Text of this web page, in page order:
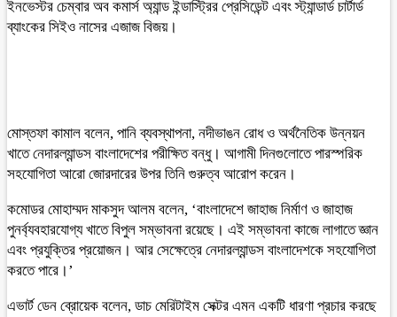
ইনভেস্টর চেম্বার অব কমার্স অ্যান্ড ইন্ডাস্ট্রির প্রেসিডেন্ট এবং স্ট্যান্ডার্ড চার্টার্ড
ব্যাংকের সিইও নাসের এজাজ বিজয়।
মোস্তফা কামাল বলেন, পানি ব্যবস্থাপনা, নদীভাঙন রোধ ও অর্থনৈতিক উন্নয়ন
খাতে নেদারল্যান্ডস বাংলাদেশের পরীক্ষিত বন্ধু। আগামী দিনগুলোতে পারস্পরিক
সহযোগিতা আরো জোরদারের উপর তিনি গুরুত্ব আরোপ করেন।
কমোডর মোহাম্মদ মাকসুদ আলম বলেন, ‘বাংলাদেশে জাহাজ নির্মাণ ও জাহাজ
পুনর্ব্যবহারযোগ্য খাতে বিপুল সম্ভাবনা রয়েছে। এই সম্ভাবনা কাজে লাগাতে জ্ঞান
এবং প্রযুক্তির প্রয়োজন। আর সেক্ষেত্রে নেদারল্যান্ডস বাংলাদেশকে সহযোগিতা
করতে পারে।’
এভার্ট ডেন ব্রোয়েক বলেন, ডাচ মেরিটাইম সেক্টর এমন একটি ধারণা প্রচার করছে